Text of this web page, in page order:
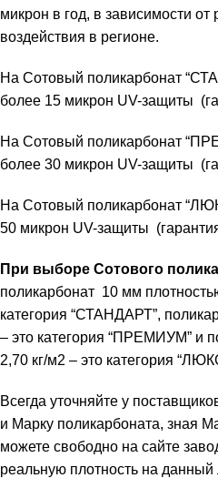
микрон в год, в зависимости от
воздействия в регионе.
На Сотовый поликарбонат
более 15 микрон UV-защиты
На Сотовый поликарбонат
более 30 микрон UV-защиты
На Сотовый поликарбонат
50 микрон UV-защиты
При выборе Сотового
поликарбонат 10 мм
категория “СТАНДАРТ”,
– это категория “ПРЕМИУМ” и
2,70 кг/м2 – это категория
Всегда уточняйте у
и Марку поликарбоната, зная
можете свободно на сайте
реальную плотность на данный